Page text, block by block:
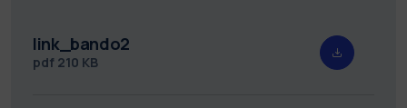
link_bando2
pdf 210 KB